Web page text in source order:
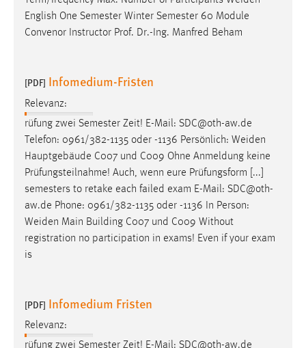
English One Semester Winter Semester 60 Module
Convenor Instructor Prof. Dr.-Ing. Manfred Beham
[PDF] Infomedium-Fristen
Relevanz:
rüfung zwei Semester Zeit! E-Mail: SDC@oth-aw.de
Telefon: 0961/382-1135 oder -1136 Persönlich: Weiden
Hauptgebäude C007 und C009 Ohne Anmeldung keine
Prüfungsteilnahme! Auch, wenn eure Prüfungsform [...]
semesters to retake each failed exam E-Mail: SDC@oth-
aw.de Phone: 0961/382-1135 oder -1136 In Person:
Weiden Main Building C007 und C009 Without
registration no participation in exams! Even if your exam
is
[PDF] Infomedium Fristen
Relevanz:
rüfung zwei Semester Zeit! E-Mail: SDC@oth-aw.de